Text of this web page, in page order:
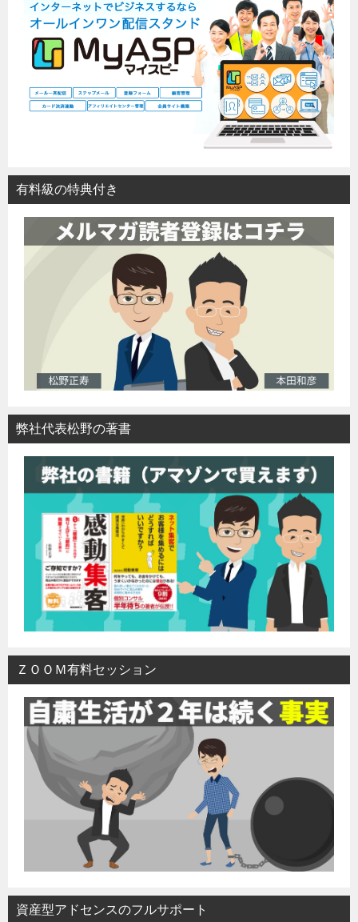
有料級の特典付き
弊社代表松野の著書
ＺＯＯＭ有料セッション
資産型アドセンスのフルサポート